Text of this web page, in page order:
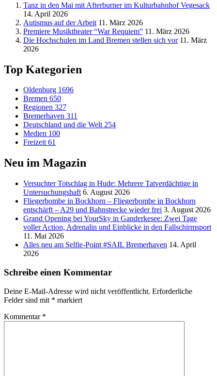
Tanz in den Mai mit Afterburner im Kulturbahnhof Vegesack
14. April 2026
Autismus auf der Arbeit 11. März 2026
Premiere Musiktheater “War Requiem” 11. März 2026
Die Hochschulen im Land Bremen stellen sich vor 11. März
2026
Top Kategorien
Oldenburg 1696
Bremen 650
Regionen 327
Bremerhaven 311
Deutschland und die Welt254
Medien 100
Freizeit61
Neu im Magazin
Versucht­er Totschlag in Hude: Mehrere Tatverdächtige in
Untersuchungshaft 6. August 2026
Fliegerbombe in Bockhorn – Fliegerbombe in Bockhorn
entschärft – A29 und Bahnstrecke wieder frei 3. August 2026
Grand Opening bei YourSky in Ganderkesee: Zwei Tage
voller Action, Adrenalin und Einblicke in den Fallschirmsport
11. Mai 2026
Alles neu am Selfie-Point #SAIL Bremerhaven 14. April
2026
Schreibe einen Kommentar
Deine E-Mail-Adresse wird nicht veröffentlicht. Erforderliche
Felder sind mit * markiert
Kommentar *